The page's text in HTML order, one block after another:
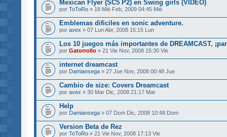
Mexican Flyer (SC5 P2) en Swing girls (VIDEO)
por ToToRo » 18 Mié Feb, 2009 04:45 Mié
Emblemas dificiles en sonic adventure.
por avex » 07 Lun Abr, 2008 15:15 Lun
Los 10 juegos más importantes de DREAMCAST,
por Gatorrollo » 21 Vie Nov, 2008 15:30 Vie
internet dreamcast
por Damiansega » 27 Jue Nov, 2008 00:48 Jue
Cambio de size: Covers Dreamcast
por avex » 30 Mar Dic, 2008 21:17 Mar
Help
por Damiansega » 07 Dom Dic, 2008 10:48 Dom
Version Beta de Rez
por ToToRo » 21 Vie Nov, 2008 17:13 Vie